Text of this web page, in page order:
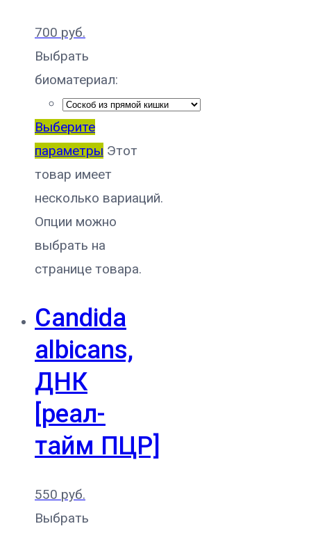
700 руб.
Выбрать
биоматериал:
Выберите
параметры Этот
товар имеет
несколько вариаций.
Опции можно
выбрать на
странице товара.
Candida
albicans,
ДНК
[реал-
тайм ПЦР]
550 руб.
Выбрать